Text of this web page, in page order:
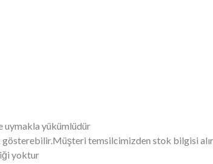
uymakla yükümlüdür
temsilcimizden stok bilgisi
yoktur